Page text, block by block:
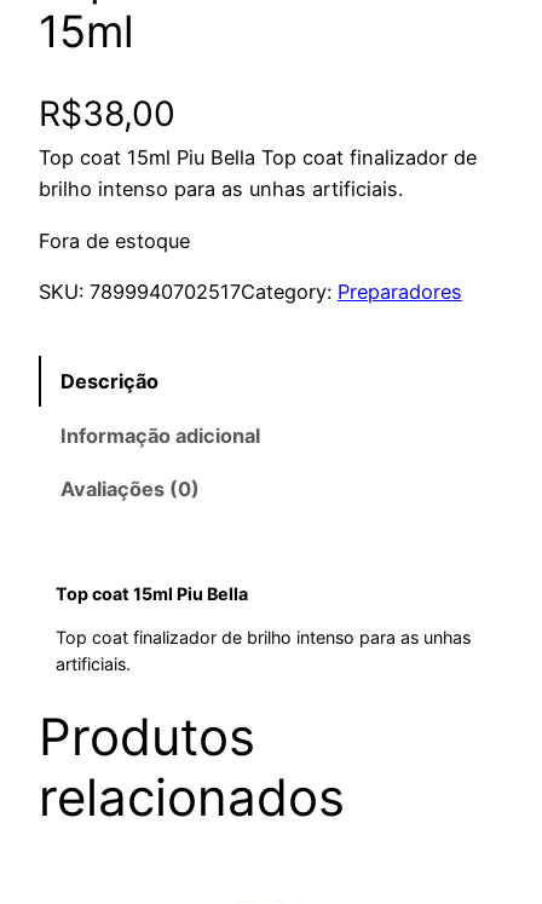
15ml
R$38,00
Top coat 15ml Piu Bella Top coat finalizador de
brilho intenso para as unhas artificiais.
Fora de estoque
SKU: 7899940702517Category: Preparadores
Descrição
Informação adicional
Avaliações (0)
Top coat 15ml Piu Bella
Top coat finalizador de brilho intenso para as unhas
artificiais.
Produtos
relacionados